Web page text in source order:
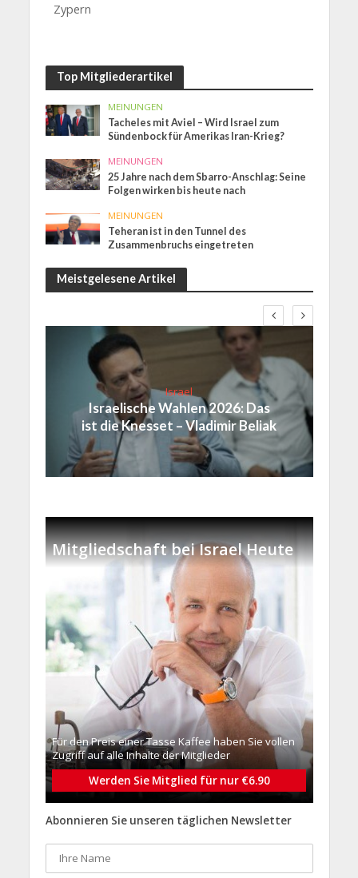
Zypern
Top Mitgliederartikel
MEINUNGEN
Tacheles mit Aviel – Wird Israel zum
Sündenbock für Amerikas Iran-Krieg?
MEINUNGEN
25 Jahre nach dem Sbarro-Anschlag: Seine
Folgen wirken bis heute nach
MEINUNGEN
Teheran ist in den Tunnel des
Zusammenbruchs eingetreten
Meistgelesene Artikel
Israel
Israelische Wahlen 2026: Das
ist die Knesset – Vladimir Beliak
Mitgliedschaft bei Israel Heute
Für den Preis einer Tasse Kaffee haben Sie vollen
Zugriff auf alle Inhalte der Mitglieder
Werden Sie Mitglied für nur €6.90
Abonnieren Sie unseren täglichen Newsletter